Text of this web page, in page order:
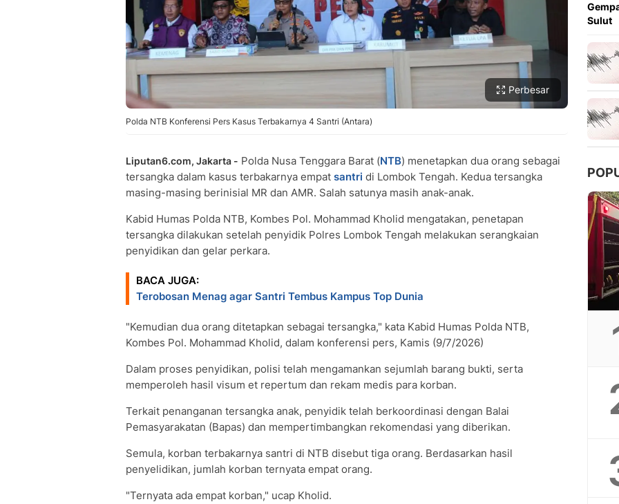
Perbesar
Polda NTB Konferensi Pers Kasus Terbakarnya 4 Santri (Antara)
Liputan6.com, Jakarta - Polda Nusa Tenggara Barat (NTB) menetapkan dua orang sebagai
tersangka dalam kasus terbakarnya empat santri di Lombok Tengah. Kedua tersangka
masing-masing berinisial MR dan AMR. Salah satunya masih anak-anak.
Kabid Humas Polda NTB, Kombes Pol. Mohammad Kholid mengatakan, penetapan
tersangka dilakukan setelah penyidik Polres Lombok Tengah melakukan serangkaian
penyidikan dan gelar perkara.
BACA JUGA:
Terobosan Menag agar Santri Tembus Kampus Top Dunia
"Kemudian dua orang ditetapkan sebagai tersangka," kata Kabid Humas Polda NTB,
Kombes Pol. Mohammad Kholid, dalam konferensi pers, Kamis (9/7/2026)
Dalam proses penyidikan, polisi telah mengamankan sejumlah barang bukti, serta
memperoleh hasil visum et repertum dan rekam medis para korban.
Terkait penanganan tersangka anak, penyidik telah berkoordinasi dengan Balai
Pemasyarakatan (Bapas) dan mempertimbangkan rekomendasi yang diberikan.
Semula, korban terbakarnya santri di NTB disebut tiga orang. Berdasarkan hasil
penyelidikan, jumlah korban ternyata empat orang.
"Ternyata ada empat korban," ucap Kholid.
Sulut